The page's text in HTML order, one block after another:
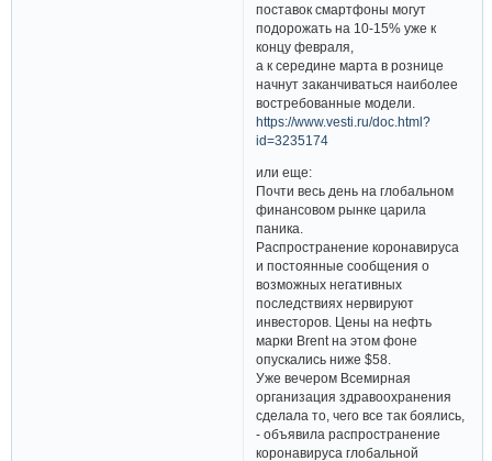
поставок смартфоны могут
подорожать на 10-15% уже к
концу февраля,
а к середине марта в рознице
начнут заканчиваться наиболее
востребованные модели.
https://www.vesti.ru/doc.html?
id=3235174
или еще:
Почти весь день на глобальном
финансовом рынке царила
паника.
Распространение коронавируса
и постоянные сообщения о
возможных негативных
последствиях нервируют
инвесторов. Цены на нефть
марки Brent на этом фоне
опускались ниже $58.
Уже вечером Всемирная
организация здравоохранения
сделала то, чего все так боялись,
- объявила распространение
коронавируса глобальной